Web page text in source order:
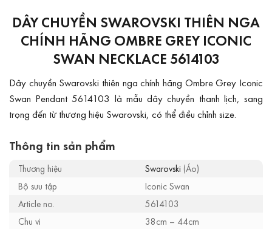
DÂY CHUYỀN SWAROVSKI THIÊN NGA
CHÍNH HÃNG OMBRE GREY ICONIC
SWAN NECKLACE 5614103
Dây chuyền Swarovski thiên nga chính hãng Ombre Grey Iconic
Swan Pendant 5614103 là mẫu dây chuyền thanh lịch, sang
trọng đến từ thương hiệu Swarovski, có thể điều chỉnh size.
Thông tin sản phẩm
Thương hiệu Swarovski (Áo)
Bộ sưu tập
Iconic Swan
Article no.
5614103
Chu vi
38cm – 44cm